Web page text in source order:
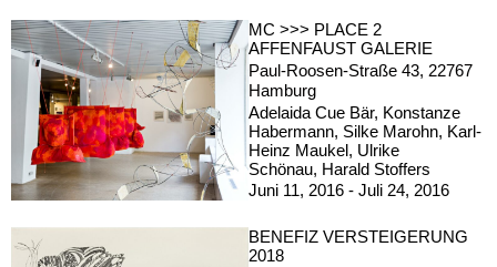
MC >>> PLACE 2
AFFENFAUST GALERIE
Paul-Roosen-Straße 43, 22767
Hamburg
Adelaida Cue Bär, Konstanze
Habermann, Silke Marohn, Karl-
Heinz Maukel, Ulrike
Schönau, Harald Stoffers
Juni 11, 2016 - Juli 24, 2016
BENEFIZ VERSTEIGERUNG
2018